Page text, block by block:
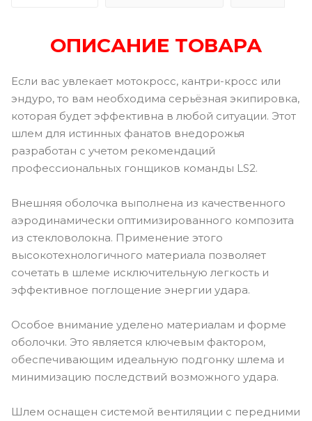
ОПИСАНИЕ ТОВАРА
Если вас увлекает мотокросс, кантри-кросс или
эндуро, то вам необходима серьёзная экипировка,
которая будет эффективна в любой ситуации. Этот
шлем для истинных фанатов внедорожья
разработан с учетом рекомендаций
профессиональных гонщиков команды LS2.
Внешняя оболочка выполнена из качественного
аэродинамически оптимизированного композита
из стекловолокна. Применение этого
высокотехнологичного материала позволяет
сочетать в шлеме исключительную легкость и
эффективное поглощение энергии удара.
Особое внимание уделено материалам и форме
оболочки. Это является ключевым фактором,
обеспечивающим идеальную подгонку шлема и
минимизацию последствий возможного удара.
Шлем оснащен системой вентиляции с передними